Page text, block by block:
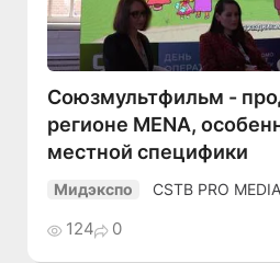
Союзмультфильм -
регионе MENA,
местной специфики
Мидэкспо CSTB PRO
124 0